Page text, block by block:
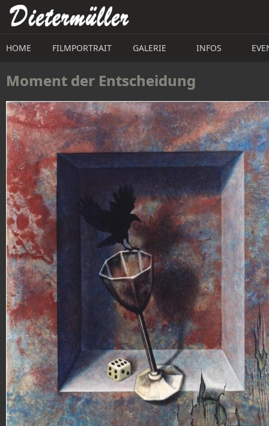
Direkt zum Inhalt
HOME FILMPORTRAIT GALERIE INFOS
Moment der Entscheidung